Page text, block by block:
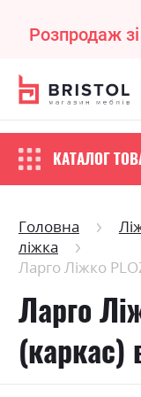
Розпродаж
КАТАЛОГ
Головна
ліжка
Ларго Ліжко
Ларго
(каркас)